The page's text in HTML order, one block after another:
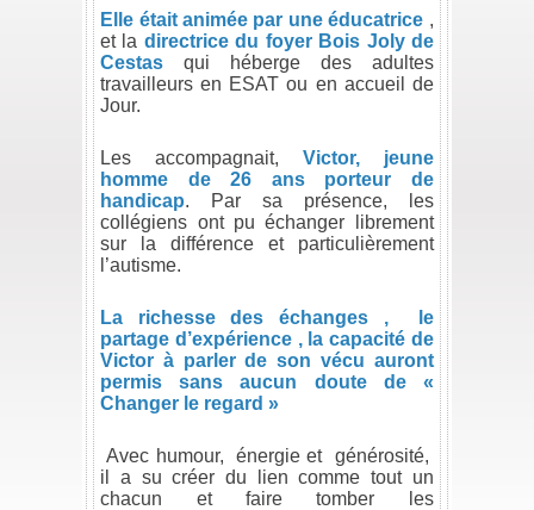
Elle était animée par une éducatrice ,
et la directrice du foyer Bois Joly de
Cestas qui héberge des adultes
travailleurs en ESAT ou en accueil de
Jour.
Les accompagnait, Victor, jeune
homme de 26 ans porteur de
handicap. Par sa présence, les
collégiens ont pu échanger librement
sur la différence et particulièrement
l’autisme.
La richesse des échanges , le
partage d’expérience , la capacité de
Victor à parler de son vécu auront
permis sans aucun doute de «
Changer le regard »
Avec humour, énergie et générosité,
il a su créer du lien comme tout un
chacun et faire tomber les